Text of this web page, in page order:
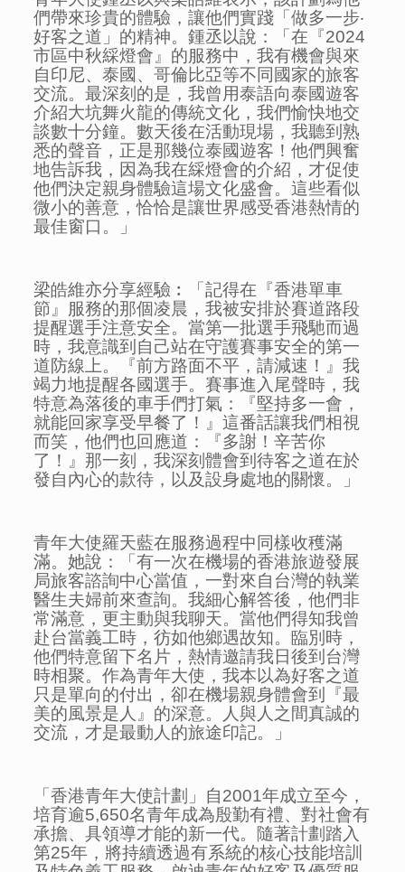
們帶來珍貴的體驗，讓他們實踐「做多一步‧
好客之道」的精神。鍾丞以說：「在『2024
市區中秋綵燈會』的服務中，我有機會與來
自印尼、泰國、哥倫比亞等不同國家的旅客
交流。最深刻的是，我曾用泰語向泰國遊客
介紹大坑舞火龍的傳統文化，我們愉快地交
談數十分鐘。數天後在活動現場，我聽到熟
悉的聲音，正是那幾位泰國遊客！他們興奮
地告訴我，因為我在綵燈會的介紹，才促使
他們決定親身體驗這場文化盛會。這些看似
微小的善意，恰恰是讓世界感受香港熱情的
最佳窗口。」
梁皓維亦分享經驗︰「記得在『香港單車
節』服務的那個凌晨，我被安排於賽道路段
提醒選手注意安全。當第一批選手飛馳而過
時，我意識到自己站在守護賽事安全的第一
道防線上。『前方路面不平，請減速！』我
竭力地提醒各國選手。賽事進入尾聲時，我
特意為落後的車手們打氣：『堅持多一會，
就能回家享受早餐了！』這番話讓我們相視
而笑，他們也回應道：『多謝！辛苦你
了！』那一刻，我深刻體會到待客之道在於
發自內心的款待，以及設身處地的關懷。」
青年大使羅天藍在服務過程中同樣收穫滿
滿。她說：「有一次在機場的香港旅遊發展
局旅客諮詢中心當值，一對來自台灣的執業
醫生夫婦前來查詢。我細心解答後，他們非
常滿意，更主動與我聊天。當他們得知我曾
赴台當義工時，彷如他鄉遇故知。臨別時，
他們特意留下名片，熱情邀請我日後到台灣
時相聚。作為青年大使，我本以為好客之道
只是單向的付出，卻在機場親身體會到『最
美的風景是人』的深意。人與人之間真誠的
交流，才是最動人的旅途印記。」
「香港青年大使計劃」自2001年成立至今，
培育逾5,650名青年成為殷勤有禮、對社會有
承擔、具領導才能的新一代。隨著計劃踏入
第25年，將持續透過有系統的核心技能培訓